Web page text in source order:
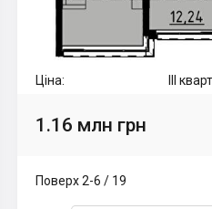
Ціна: III
1.16 млн грн
Поверх 2-6 / 19